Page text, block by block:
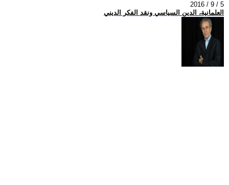
2016 / 9 / 5
العلمانية، الدين السياسي ونقد الفكر الديني